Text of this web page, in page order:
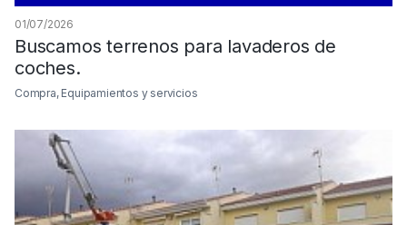
01/07/2026
Buscamos terrenos para lavaderos de
coches.
Compra, Equipamientos y servicios